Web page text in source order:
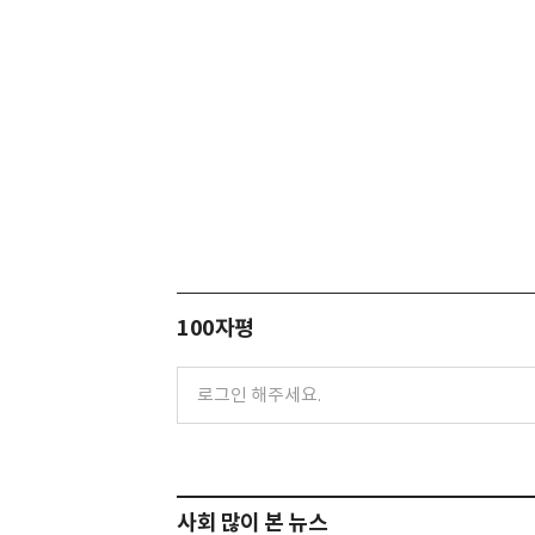
100자평
사회 많이 본 뉴스